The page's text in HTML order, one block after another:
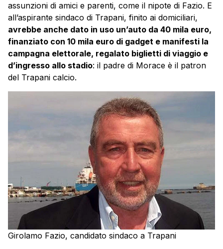
assunzioni di amici e parenti, come il nipote di Fazio. E
all’aspirante sindaco di Trapani, finito ai domiciliari,
avrebbe anche dato in uso un’auto da 40 mila euro,
finanziato con 10 mila euro di gadget e manifesti la
campagna elettorale, regalato biglietti di viaggio e
d’ingresso allo stadio: il padre di Morace è il patron
del Trapani calcio.
Girolamo Fazio, candidato sindaco a Trapani